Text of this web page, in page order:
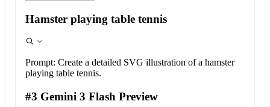
Hamster playing table tennis
Prompt: Create a detailed SVG illustration of a hamster
playing table tennis.
#3 Gemini 3 Flash Preview